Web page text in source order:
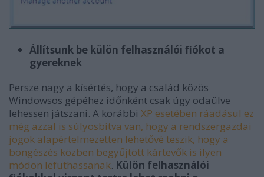
Állítsunk be külön felhasználói fiókot a
gyereknek
Persze nagy a kísértés, hogy a család közös
Windowsos gépéhez időnként csak úgy odaülve
lehessen játszani. A korábbi XP esetében ráadásul ez
még azzal is súlyosbítva van, hogy a rendszergazdai
jogok alapértelmezetten lehetővé teszik, hogy a
böngészés közben begyűjtött kártevők is ilyen
módon lefuthassanak. Külön felhasználói